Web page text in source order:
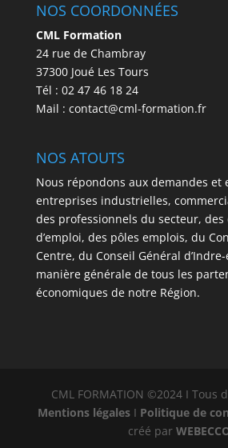
NOS COORDONNÉES
CML Formation
24 rue de Chambray
37300 Joué Les Tours
Tél : 02 47 46 18 24
Mail : contact@cml-formation.fr
NOS ATOUTS
Nous répondons aux demandes et
entreprises industrielles,
des professionnels du secteur,
d’emploi, des pôles emplois, du
Centre, du Conseil Général
manière générale de tous les
économiques de notre Région.
CML FORMATION ©2024 I Tous
Mentions légales I Politique de
créé par